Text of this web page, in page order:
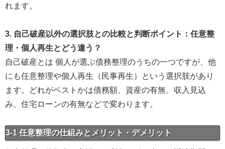
れます。
3. 自己破産以外の選択肢との比較と判断ポイント：任意整
理・個人再生とどう違う？
自己破産とは 個人が選ぶ債務整理のうちの一つですが、他
にも任意整理や個人再生（民事再生）という選択肢があり
ます。どれがベストかは債務額、資産の有無、収入見込
み、住宅ローンの有無などで変わります。
3-1 任意整理の仕組みとメリット・デメリット